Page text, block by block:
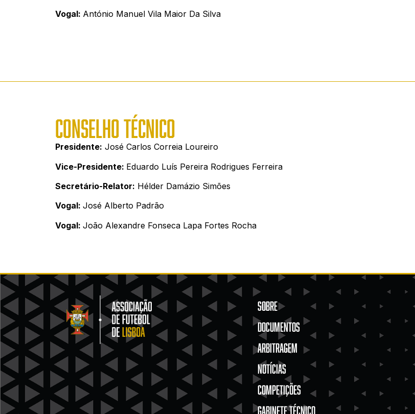
Vogal: António Manuel Vila Maior Da Silva
CONSELHO TÉCNICO
Presidente: José Carlos Correia Loureiro
Vice-Presidente: Eduardo Luís Pereira Rodrigues Ferreira
Secretário-Relator: Hélder Damázio Simões
Vogal: José Alberto Padrão
Vogal: João Alexandre Fonseca Lapa Fortes Rocha
SOBRE
DOCUMENTOS
ARBITRAGEM
NOTÍCIAS
COMPETIÇÕES
GABINETE TÉCNICO